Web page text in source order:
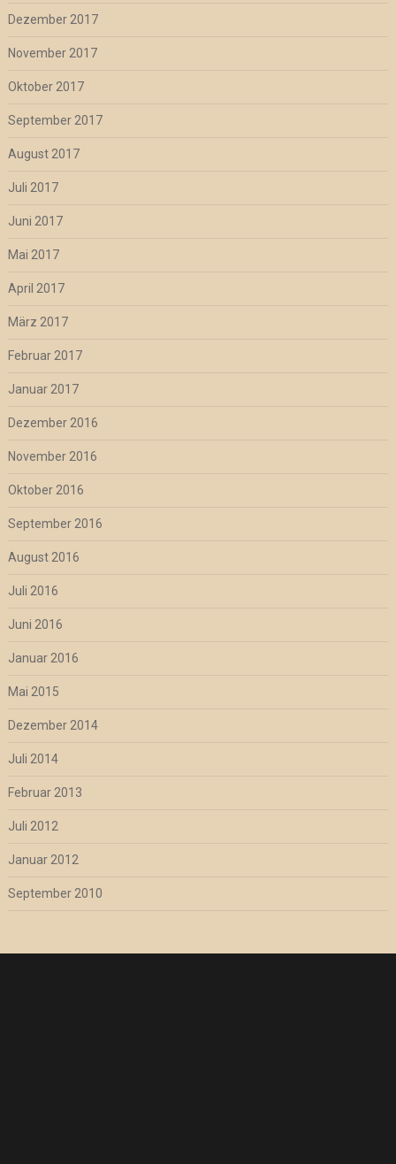
Dezember 2017
November 2017
Oktober 2017
September 2017
August 2017
Juli 2017
Juni 2017
Mai 2017
April 2017
März 2017
Februar 2017
Januar 2017
Dezember 2016
November 2016
Oktober 2016
September 2016
August 2016
Juli 2016
Juni 2016
Januar 2016
Mai 2015
Dezember 2014
Juli 2014
Februar 2013
Juli 2012
Januar 2012
September 2010